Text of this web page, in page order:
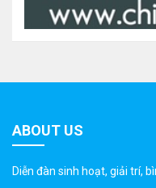
ABOUT US
Diễn đàn sinh hoạt, giải trí,